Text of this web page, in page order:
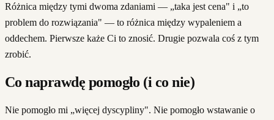
Różnica między tymi dwoma zdaniami — „taka jest cena" i „to
problem do rozwiązania" — to różnica między wypaleniem a
oddechem. Pierwsze każe Ci to znosić. Drugie pozwala coś z tym
zrobić.
Co naprawdę pomogło (i co nie)
Nie pomogło mi „więcej dyscypliny". Nie pomogło wstawanie o